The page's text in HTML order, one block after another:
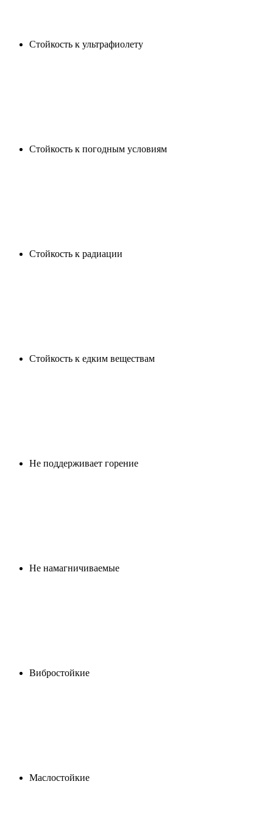
Стойкость к ультрафиолету
Cтойкость к погодным условиям
Cтойкость к радиации
Cтойкость к едким веществам
Не поддерживает горение
Не намагничиваемые
Вибростойкие
Маслостойкие